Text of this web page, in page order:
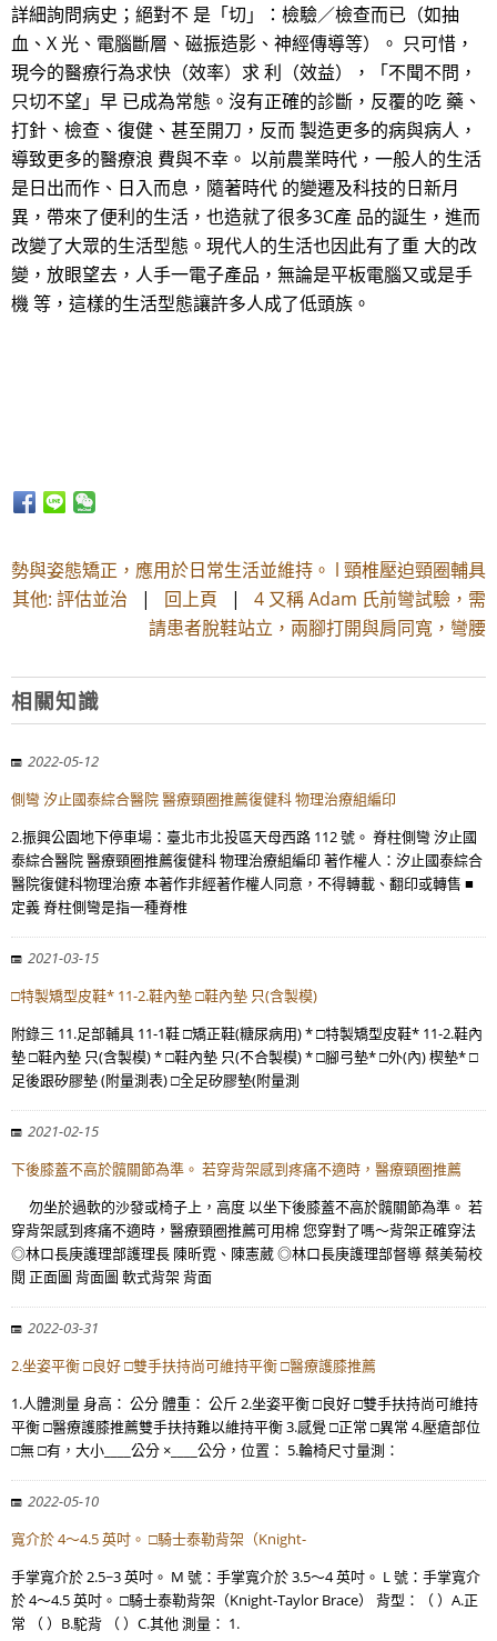
詳細詢問病史；絕對不 是「切」：檢驗／檢查而已（如抽
血、X 光、電腦斷層、磁振造影、神經傳導等）。 只可惜，
現今的醫療行為求快（效率）求 利（效益），「不聞不問，
只切不望」早 已成為常態。沒有正確的診斷，反覆的吃 藥、
打針、檢查、復健、甚至開刀，反而 製造更多的病與病人，
導致更多的醫療浪 費與不幸。 以前農業時代，一般人的生活
是日出而作、日入而息，隨著時代 的變遷及科技的日新月
異，帶來了便利的生活，也造就了很多3C產 品的誕生，進而
改變了大眾的生活型態。現代人的生活也因此有了重 大的改
變，放眼望去，人手一電子產品，無論是平板電腦又或是手
機 等，這樣的生活型態讓許多人成了低頭族。
勢與姿態矯正，應用於日常生活並維持。 l 頸椎壓迫頸圈輔具
其他: 評估並治 | 回上頁 | 4 又稱 Adam 氏前彎試驗，需
請患者脫鞋站立，兩腳打開與肩同寬，彎腰
相關知識
2022-05-12
側彎 汐止國泰綜合醫院 醫療頸圈推薦復健科 物理治療組編印
2.振興公園地下停車場：臺北市北投區天母西路 112 號。 脊柱側彎 汐止國
泰綜合醫院 醫療頸圈推薦復健科 物理治療組編印 著作權人：汐止國泰綜合
醫院復健科物理治療 本著作非經著作權人同意，不得轉載、翻印或轉售 ■
定義 脊柱側彎是指一種脊椎
2021-03-15
□特製矯型皮鞋* 11-2.鞋內墊 □鞋內墊 只(含製模)
附錄三 11.足部輔具 11-1鞋 □矯正鞋(糖尿病用) * □特製矯型皮鞋* 11-2.鞋內
墊 □鞋內墊 只(含製模) * □鞋內墊 只(不合製模) * □腳弓墊* □外(內) 楔墊* □
足後跟矽膠墊 (附量測表) □全足矽膠墊(附量測
2021-02-15
下後膝蓋不高於髖關節為準。 若穿背架感到疼痛不適時，醫療頸圈推薦
勿坐於過軟的沙發或椅子上，高度 以坐下後膝蓋不高於髖關節為準。 若
穿背架感到疼痛不適時，醫療頸圈推薦可用棉 您穿對了嗎～背架正確穿法
◎林口長庚護理部護理長 陳昕霓、陳憲葳 ◎林口長庚護理部督導 蔡美菊校
閱 正面圖 背面圖 軟式背架 背面
2022-03-31
2.坐姿平衡 □良好 □雙手扶持尚可維持平衡 □醫療護膝推薦
1.人體測量 身高： 公分 體重： 公斤 2.坐姿平衡 □良好 □雙手扶持尚可維持
平衡 □醫療護膝推薦雙手扶持難以維持平衡 3.感覺 □正常 □異常 4.壓瘡部位
□無 □有，大小____公分 ×____公分，位置： 5.輪椅尺寸量測：
2022-05-10
寬介於 4～4.5 英吋。 □騎士泰勒背架（Knight-
手掌寬介於 2.5~3 英吋。 M 號：手掌寬介於 3.5～4 英吋。 L 號：手掌寬介
於 4～4.5 英吋。 □騎士泰勒背架（Knight-Taylor Brace） 背型：（ ）A.正
常 （ ）B.駝背 （ ）C.其他 測量： 1.